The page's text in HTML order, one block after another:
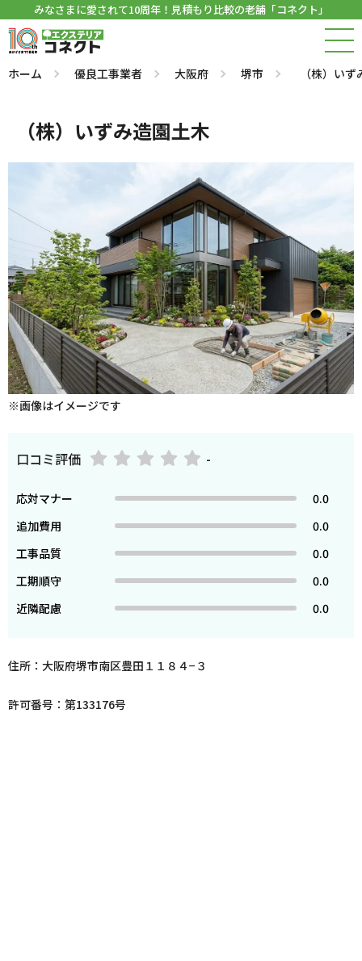
みなさまに愛されて10周年！見積もり比較の老舗「コネクト」
ホーム 優良工事業者 大阪府 堺市 （株）い
（株）いずみ造園土木
※画像はイメージです
口コミ評価 -
応対マナー
0.0
追加費用
0.0
工事品質
0.0
工期順守
0.0
近隣配慮
0.0
住所：大阪府堺市南区豊田１１８４−３
許可番号：第133176号